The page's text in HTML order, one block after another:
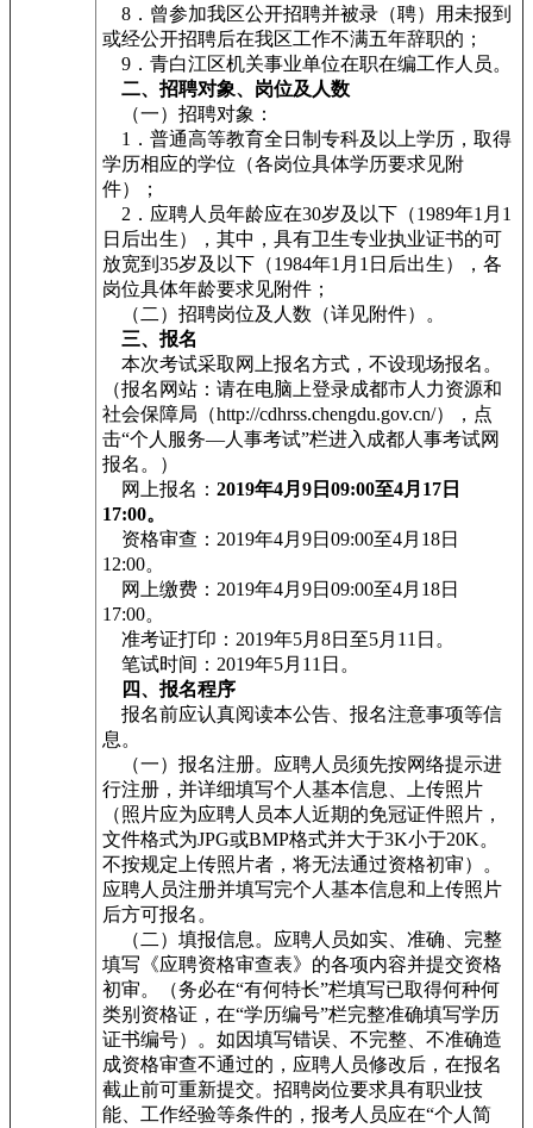
8．曾参加我区公开招聘并被录（聘）用未报到
或经公开招聘后在我区工作不满五年辞职的；
9．青白江区机关事业单位在职在编工作人员。
二、招聘对象、岗位及人数
（一）招聘对象：
1．普通高等教育全日制专科及以上学历，取得
学历相应的学位（各岗位具体学历要求见附
件）；
2．应聘人员年龄应在30岁及以下（1989年1月1
日后出生），其中，具有卫生专业执业证书的可
放宽到35岁及以下（1984年1月1日后出生），各
岗位具体年龄要求见附件；
（二）招聘岗位及人数（详见附件）。
三、报名
本次考试采取网上报名方式，不设现场报名。
（报名网站：请在电脑上登录成都市人力资源和
社会保障局（http://cdhrss.chengdu.gov.cn/），点
击“个人服务—人事考试”栏进入成都人事考试网
报名。）
网上报名： 2019年4月9日09:00至4月17日
17:00。
资格审查：2019年4月9日09:00至4月18日
12:00。
网上缴费：2019年4月9日09:00至4月18日
17:00。
准考证打印：2019年5月8日至5月11日。
笔试时间：2019年5月11日。
四、报名程序
报名前应认真阅读本公告、报名注意事项等信
息。
（一）报名注册。应聘人员须先按网络提示进
行注册，并详细填写个人基本信息、上传照片
（照片应为应聘人员本人近期的免冠证件照片，
文件格式为JPG或BMP格式并大于3K小于20K。
不按规定上传照片者，将无法通过资格初审）。
应聘人员注册并填写完个人基本信息和上传照片
后方可报名。
（二）填报信息。应聘人员如实、准确、完整
填写《应聘资格审查表》的各项内容并提交资格
初审。（务必在“有何特长”栏填写已取得何种何
类别资格证，在“学历编号”栏完整准确填写学历
证书编号）。如因填写错误、不完整、不准确造
成资格审查不通过的，应聘人员修改后，在报名
截止前可重新提交。招聘岗位要求具有职业技
能、工作经验等条件的，报考人员应在“个人简